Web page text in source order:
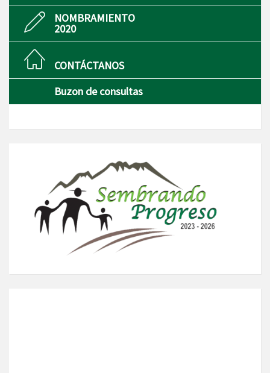
NOMBRAMIENTO
2020
CONTÁCTANOS
Buzon de consultas